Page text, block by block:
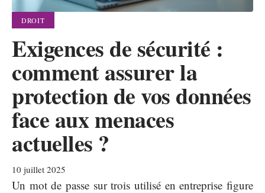
DROIT
Exigences de sécurité :
comment assurer la
protection de vos données
face aux menaces
actuelles ?
10 juillet 2025
Un mot de passe sur trois utilisé en entreprise figure